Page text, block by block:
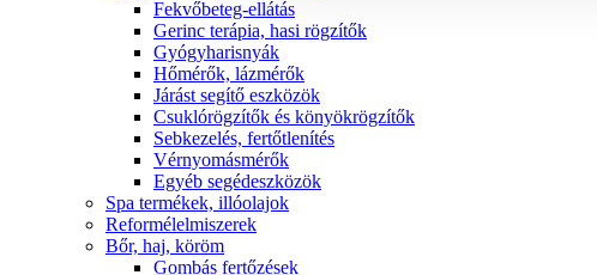
Fekvőbeteg-ellátás
Gerinc terápia, hasi rögzítők
Gyógyharisnyák
Hőmérők, lázmérők
Járást segítő eszközök
Csuklórögzítők és könyökrögzítők
Sebkezelés, fertőtlenítés
Vérnyomásmérők
Egyéb segédeszközök
Spa termékek, illóolajok
Reformélelmiszerek
Bőr, haj, köröm
Gombás fertőzések